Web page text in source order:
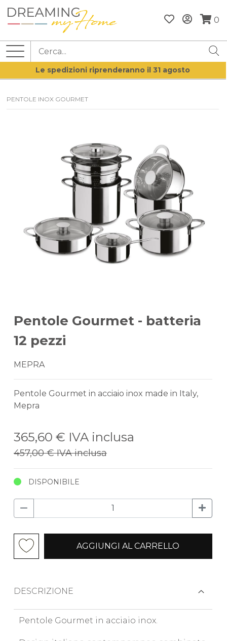
0
Le spedizioni riprenderanno il 31 agosto
PENTOLE INOX GOURMET
Pentole Gourmet - batteria
12 pezzi
MEPRA
Pentole Gourmet in acciaio inox made in Italy,
Mepra
365,60 € IVA inclusa
457,00 €IVA inclusa
DISPONIBILE
AGGIUNGI AL CARRELLO
DESCRIZIONE
Pentole Gourmet in acciaio inox.